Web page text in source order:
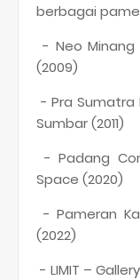
berbagai
- Neo Minang
(2009)
- Pra Sumatra
Sumbar (2011)
- Padang
Space (2020)
- Pameran
(2022)
- LIMIT –